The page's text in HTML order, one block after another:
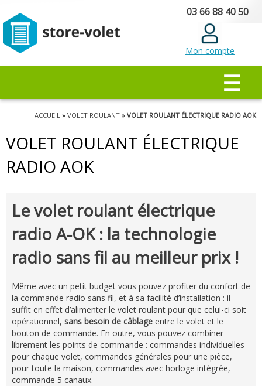
principal
03 66 88 40 50
Mon compte
☰
Vous êtes ici
ACCUEIL » VOLET ROULANT » VOLET ROULANT ÉLECTRIQUE RADIO AOK
VOLET ROULANT ÉLECTRIQUE
RADIO AOK
Le volet roulant électrique
radio A-OK : la technologie
radio sans fil au meilleur prix !
Même avec un petit budget vous pouvez profiter du confort de
la commande radio sans fil, et à sa facilité d’installation : il
suffit en effet d’alimenter le volet roulant pour que celui-ci soit
opérationnel, sans besoin de câblage entre le volet et le
bouton de commande. En outre, vous pouvez combiner
librement les points de commande : commandes individuelles
pour chaque volet, commandes générales pour une pièce,
pour toute la maison, commandes avec horloge intégrée,
commande 5 canaux.